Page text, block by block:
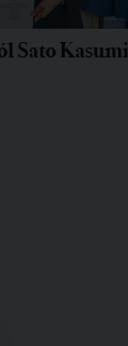
Sato Kasumi